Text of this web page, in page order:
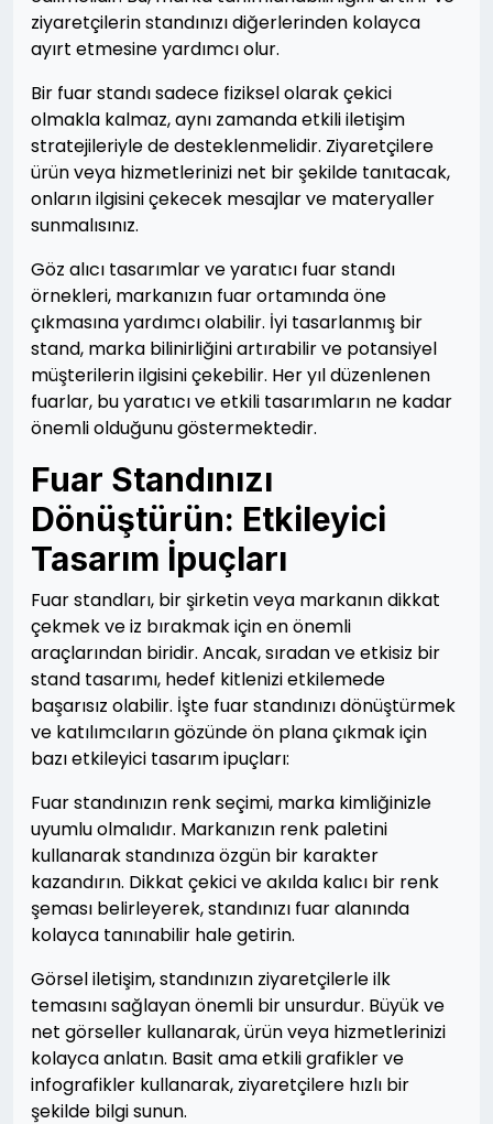
ziyaretçilerin standınızı diğerlerinden kolayca
ayırt etmesine yardımcı olur.
Bir fuar standı sadece fiziksel olarak çekici
olmakla kalmaz, aynı zamanda etkili iletişim
stratejileriyle de desteklenmelidir. Ziyaretçilere
ürün veya hizmetlerinizi net bir şekilde tanıtacak,
onların ilgisini çekecek mesajlar ve materyaller
sunmalısınız.
Göz alıcı tasarımlar ve yaratıcı fuar standı
örnekleri, markanızın fuar ortamında öne
çıkmasına yardımcı olabilir. İyi tasarlanmış bir
stand, marka bilinirliğini artırabilir ve potansiyel
müşterilerin ilgisini çekebilir. Her yıl düzenlenen
fuarlar, bu yaratıcı ve etkili tasarımların ne kadar
önemli olduğunu göstermektedir.
Fuar Standınızı
Dönüştürün: Etkileyici
Tasarım İpuçları
Fuar standları, bir şirketin veya markanın dikkat
çekmek ve iz bırakmak için en önemli
araçlarından biridir. Ancak, sıradan ve etkisiz bir
stand tasarımı, hedef kitlenizi etkilemede
başarısız olabilir. İşte fuar standınızı dönüştürmek
ve katılımcıların gözünde ön plana çıkmak için
bazı etkileyici tasarım ipuçları:
Fuar standınızın renk seçimi, marka kimliğinizle
uyumlu olmalıdır. Markanızın renk paletini
kullanarak standınıza özgün bir karakter
kazandırın. Dikkat çekici ve akılda kalıcı bir renk
şeması belirleyerek, standınızı fuar alanında
kolayca tanınabilir hale getirin.
Görsel iletişim, standınızın ziyaretçilerle ilk
temasını sağlayan önemli bir unsurdur. Büyük ve
net görseller kullanarak, ürün veya hizmetlerinizi
kolayca anlatın. Basit ama etkili grafikler ve
infografikler kullanarak, ziyaretçilere hızlı bir
şekilde bilgi sunun.